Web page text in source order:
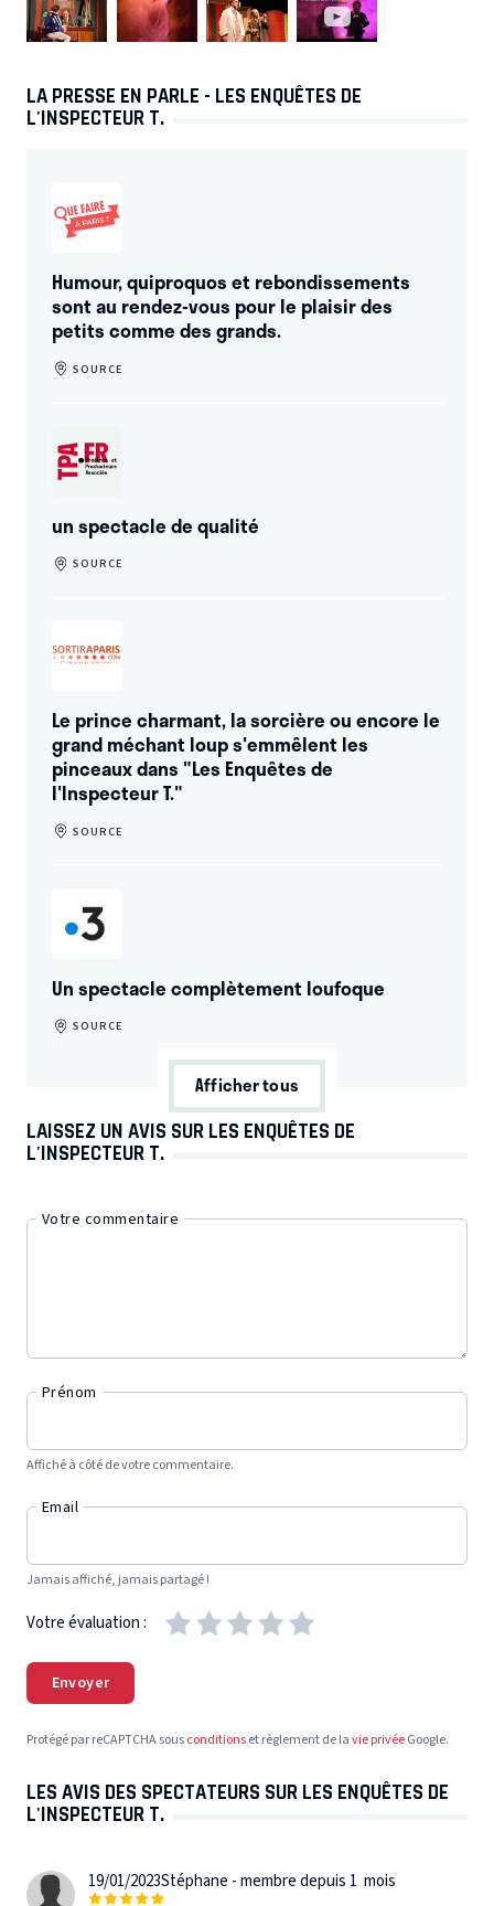
LA PRESSE EN PARLE - LES ENQUÊTES DE
L'INSPECTEUR T.
Humour, quiproquos et rebondissements
sont au rendez-vous pour le plaisir des
petits comme des grands.
SOURCE
un spectacle de qualité
SOURCE
Le prince charmant, la sorcière ou encore le
grand méchant loup s'emmêlent les
pinceaux dans "Les Enquêtes de
l'Inspecteur T."
SOURCE
Un spectacle complètement loufoque
SOURCE
Afficher tous
LAISSEZ UN AVIS SUR LES ENQUÊTES DE
L'INSPECTEUR T.
Votre commentaire
Prénom
Affiché à côté de votre commentaire.
Email
Jamais affiché, jamais partagé !
Votre évaluation :
Envoyer
Protégé par reCAPTCHA sousconditionset règlement de lavie privéeGoogle.
LES AVIS DES SPECTATEURS SUR LES ENQUÊTES DE
L'INSPECTEUR T.
19/01/2023Stéphane - membre depuis 1 mois